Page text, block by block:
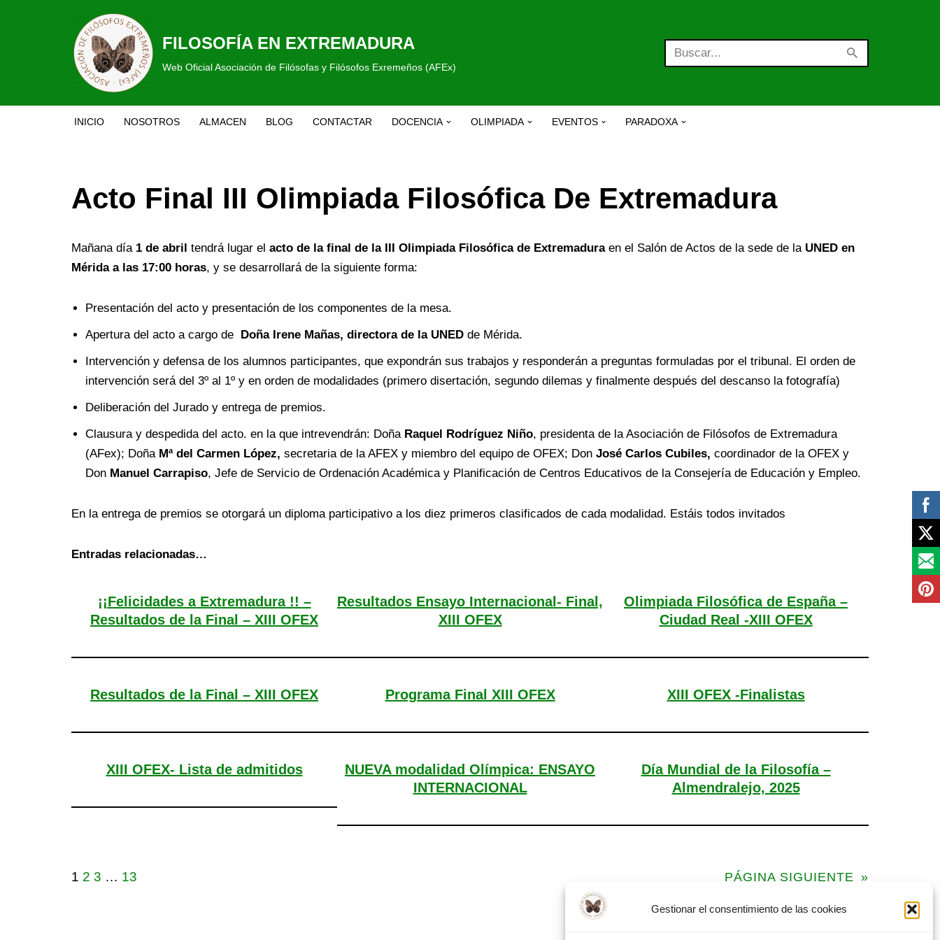
Gestionar el consentimiento de las cookies
FILOSOFÍA EN EXTREMADURA
Web Oficial Asociación de Filósofas y Filósofos Exremeños (AFEx)
INICIO NOSOTROS ALMACEN BLOG CONTACTAR DOCENCIA OLIMPIADA EVENTOS PARADOXA
Acto Final III Olimpiada Filosófica De Extremadura
Mañana día 1 de abril tendrá lugar el acto de la final de la III Olimpiada Filosófica de Extremaduraen el Salón de Actos de la sede de la UNED en
Mérida a las 17:00 horas, y se desarrollará de la siguiente forma:
Presentación del acto y presentación de los componentes de la mesa.
Apertura del acto a cargo de
Doña Irene Mañas, directora de la UNED de Mérida.
Intervención y defensa de los alumnos participantes, que expondrán sus trabajos y responderán a preguntas formuladas por el tribunal. El orden de
intervención será del 3º al 1º y en orden de modalidades (primero disertación, segundo dilemas y finalmente después del descanso la fotografía)
Deliberación del Jurado y entrega de premios.
Clausura y despedida del acto. en la que intrevendrán: Doña Raquel Rodríguez Niño, presidenta de la Asociación de Filósofos de Extremadura
(AFex); Doña Mª del Carmen López, secretaria de la AFEX y miembro del equipo de OFEX; Don José Carlos Cubiles, coordinador de la OFEX y
Don Manuel Carrapiso, Jefe de Servicio de Ordenación Académica y Planificación de Centros Educativos de la Consejería de Educación y Empleo.
En la entrega de premios se otorgará un diploma participativo a los diez primeros clasificados de cada modalidad. Estáis todos invitados
Entradas relacionadas…
¡¡Felicidades a Extremadura !! –
Resultados de la Final – XIII OFEX
Resultados Ensayo Internacional- Final,
XIII OFEX
Olimpiada Filosófica de España –
Ciudad Real -XIII OFEX
Resultados de la Final – XIII OFEX Programa Final XIII OFEX XIII OFEX -Finalistas
XIII OFEX- Lista de admitidos
NUEVA modalidad Olímpica: ENSAYO
INTERNACIONAL
Día Mundial de la Filosofía –
Almendralejo, 2025
1 2 3 … 13 PÁGINA SIGUIENTE »